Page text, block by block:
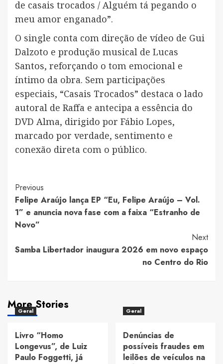
de casais trocados / Alguém tá pegando o
meu amor enganado”.
O single conta com direção de vídeo de Gui
Dalzoto e produção musical de Lucas
Santos, reforçando o tom emocional e
íntimo da obra. Sem participações
especiais, “Casais Trocados” destaca o lado
autoral de Raffa e antecipa a essência do
DVD Alma, dirigido por Fábio Lopes,
marcado por verdade, sentimento e
conexão direta com o público.
Post
Navigation
Previous
Felipe Araújo lança EP “Eu, Felipe Araújo – Vol.
1” e anuncia nova fase com a faixa “Estranho de
Novo”
Next
Samba Libertador inaugura 2026 em novo espaço
no Centro do Rio
More Stories
Geral
Livro “Homo
Longevus”, de Luiz
Paulo Foggetti, já
Geral
Denúncias de
possíveis fraudes em
leilões de veículos na